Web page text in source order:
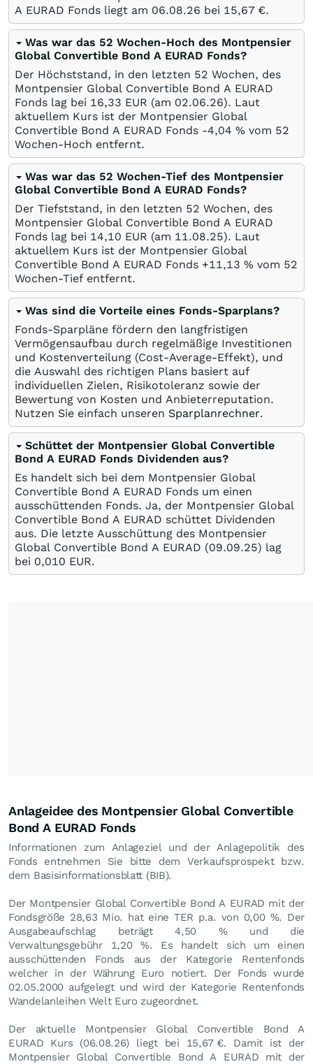
A EURAD Fonds liegt am 06.08.26 bei 15,67 €.
Was war das 52 Wochen-Hoch des Montpensier
Global Convertible Bond A EURAD Fonds?
Der Höchststand, in den letzten 52 Wochen, des
Montpensier Global Convertible Bond A EURAD
Fonds lag bei 16,33 EUR (am 02.06.26). Laut
aktuellem Kurs ist der Montpensier Global
Convertible Bond A EURAD Fonds -4,04 % vom 52
Wochen-Hoch entfernt.
Was war das 52 Wochen-Tief des Montpensier
Global Convertible Bond A EURAD Fonds?
Der Tiefststand, in den letzten 52 Wochen, des
Montpensier Global Convertible Bond A EURAD
Fonds lag bei 14,10 EUR (am 11.08.25). Laut
aktuellem Kurs ist der Montpensier Global
Convertible Bond A EURAD Fonds +11,13 % vom 52
Wochen-Tief entfernt.
Was sind die Vorteile eines Fonds-Sparplans?
Fonds-Sparpläne fördern den langfristigen
Vermögensaufbau durch regelmäßige Investitionen
und Kostenverteilung (Cost-Average-Effekt), und
die Auswahl des richtigen Plans basiert auf
individuellen Zielen, Risikotoleranz sowie der
Bewertung von Kosten und Anbieterreputation.
Nutzen Sie einfach unseren Sparplanrechner.
Schüttet der Montpensier Global Convertible
Bond A EURAD Fonds Dividenden aus?
Es handelt sich bei dem Montpensier Global
Convertible Bond A EURAD Fonds um einen
ausschüttenden Fonds. Ja, der Montpensier Global
Convertible Bond A EURAD schüttet Dividenden
aus. Die letzte Ausschüttung des Montpensier
Global Convertible Bond A EURAD (09.09.25) lag
bei 0,010 EUR.
Anlageidee des Montpensier Global Convertible
Bond A EURAD Fonds
Informationen zum Anlageziel und der Anlagepolitik des
Fonds entnehmen Sie bitte dem Verkaufsprospekt bzw.
dem Basisinformationsblatt (BIB).
Der Montpensier Global Convertible Bond A EURAD mit der
Fondsgröße 28,63 Mio. hat eine TER p.a. von 0,00 %. Der
Ausgabeaufschlag beträgt 4,50 % und die
Verwaltungsgebühr 1,20 %. Es handelt sich um einen
ausschüttenden Fonds aus der Kategorie Rentenfonds
welcher in der Währung Euro notiert. Der Fonds wurde
02.05.2000 aufgelegt und wird der Kategorie Rentenfonds
Wandelanleihen Welt Euro zugeordnet.
Der aktuelle Montpensier Global Convertible Bond A
EURAD Kurs (06.08.26) liegt bei 15,67 €. Damit ist der
Montpensier Global Convertible Bond A EURAD mit der